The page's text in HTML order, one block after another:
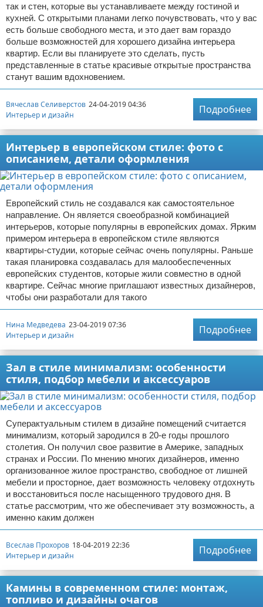
так и стен, которые вы устанавливаете между гостиной и
кухней. С открытыми планами легко почувствовать, что у вас
есть больше свободного места, и это дает вам гораздо
больше возможностей для хорошего дизайна интерьера
квартир. Если вы планируете это сделать, пусть
представленные в статье красивые открытые пространства
станут вашим вдохновением.
Вячеслав Селиверстов 24-04-2019 04:36
Интерьер и дизайн
Подробнее
Интерьер в европейском стиле: фото с
описанием, детали оформления
Европейский стиль не создавался как самостоятельное
направление. Он является своеобразной комбинацией
интерьеров, которые популярны в европейских домах. Ярким
примером интерьера в европейском стиле являются
квартиры-студии, которые сейчас очень популярны. Раньше
такая планировка создавалась для малообеспеченных
европейских студентов, которые жили совместно в одной
квартире. Сейчас многие приглашают известных дизайнеров,
чтобы они разработали для такого
Нина Медведева 23-04-2019 07:36
Интерьер и дизайн
Подробнее
Зал в стиле минимализм: особенности
стиля, подбор мебели и аксессуаров
Суперактуальным стилем в дизайне помещений считается
минимализм, который зародился в 20-е годы прошлого
столетия. Он получил свое развитие в Америке, западных
странах и России. По мнению многих дизайнеров, именно
организованное жилое пространство, свободное от лишней
мебели и просторное, дает возможность человеку отдохнуть
и восстановиться после насыщенного трудового дня. В
статье рассмотрим, что же обеспечивает эту возможность, а
именно каким должен
Всеслав Прохоров 18-04-2019 22:36
Интерьер и дизайн
Подробнее
Камины в современном стиле: монтаж,
топливо и дизайны очагов